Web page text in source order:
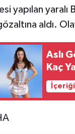
yapılan
aldı.
Aslı
Kaç